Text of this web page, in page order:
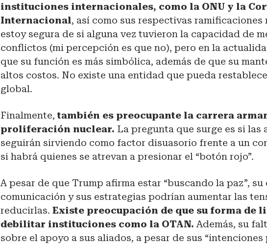
instituciones internacionales, como la ONU y la
Internacional, así como sus respectivas ramificaciones
estoy segura de si alguna vez tuvieron la capacidad de
conflictos (mi percepción es que no), pero en la
que su función es más simbólica, además de que su
altos costos. No existe una entidad que pueda
global.
Finalmente,también es preocupante la carrera
proliferación nuclear. La pregunta que surge es si las
seguirán sirviendo como factor disuasorio frente a un
si habrá quienes se atrevan a presionar el “botón rojo”.
A pesar de que Trump afirma estar “buscando la paz”,
comunicación y sus estrategias podrían aumentar las
reducirlas.Existe preocupación de que su forma de
debilitar instituciones como la OTAN.Además, su
sobre el apoyo a sus aliados, a pesar de sus